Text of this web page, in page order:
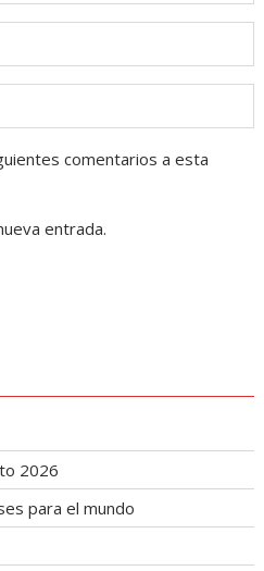
comentarios a esta
entrada.
2026
para el mundo